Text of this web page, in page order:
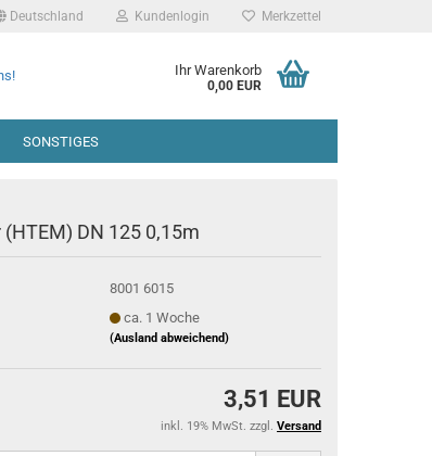
Deutschland Kundenlogin Merkzettel
Ihr Warenkorb
0,00 EUR
SONSTIGES
(HTEM) DN 125 0,15m
8001 6015
ca. 1 Woche
(Ausland abweichend)
3,51 EUR
inkl. 19% MwSt. zzgl. Versand